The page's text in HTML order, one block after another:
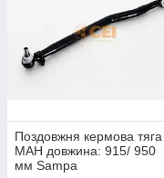
Поздовжня кермова тяга
МАН довжина: 915/ 950
мм Sampa